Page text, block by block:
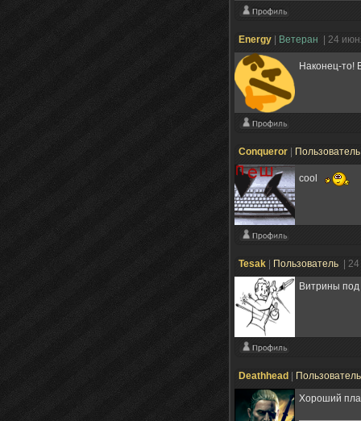
Energy Ветеран | 24
Наконец-то!
Conqueror
cool
Tesak Пользователь
|
Витрины
Deathhead
Хороший